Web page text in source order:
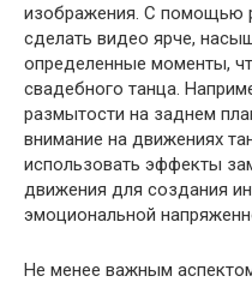
изображения. С помощью
сделать видео ярче,
определенные моменты,
свадебного танца.
размытости на заднем
внимание на движениях
использовать эффекты
движения для создания
эмоциональной
Не менее важным